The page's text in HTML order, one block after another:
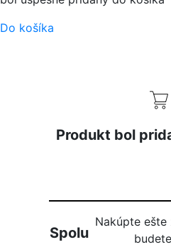
Do košíka
Produkt bol
Spolu
Nakúpte